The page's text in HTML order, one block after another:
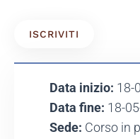
ISCRIVITI
Data inizio: 18-
Data fine: 18-
Sede: Corso in